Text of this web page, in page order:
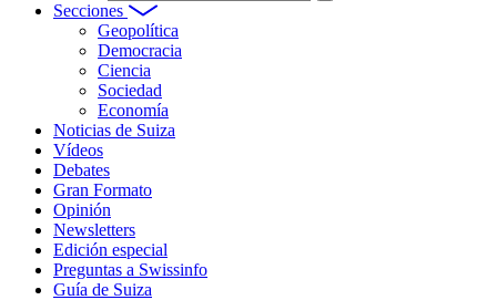
Secciones
Geopolítica
Democracia
Ciencia
Sociedad
Economía
Noticias de Suiza
Vídeos
Debates
Gran Formato
Opinión
Newsletters
Edición especial
Preguntas a Swissinfo
Guía de Suiza